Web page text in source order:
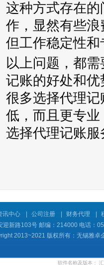
这种方式存在
作，显然有些
但工作稳定性
以上问题，都
记账的好处和
很多选择代理
低，而且更专
选择代理记账
讯中心 公司注册 财务代理
迎新路103号 邮编：214000 电话：
2013~2021 版权所有：无锡雅
软件名称及版本：